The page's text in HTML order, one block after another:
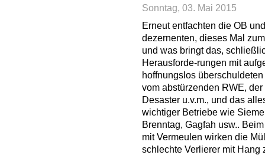
Sonntag, 03. Mai 2015
Erneut entfachten die OB
dezernenten, dieses Mal
und was bringt das,
Herausforde-rungen mit
hoffnungslos
vom abstürzenden RWE,
Desaster u.v.m., und das
wichtiger Betriebe wie
Brenntag, Gagfah usw..
mit Vermeulen wirken die
schlechte Verlierer mit Hang